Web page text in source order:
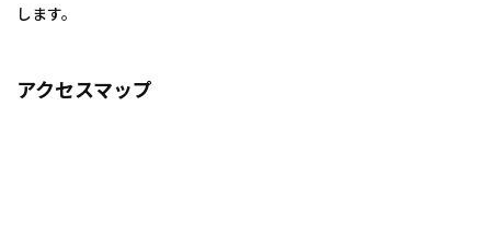
します。
アクセスマップ